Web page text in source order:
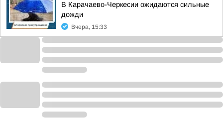
В Карачаево-Черкесии ожидаются сильные
дожди
Вчера, 15:33